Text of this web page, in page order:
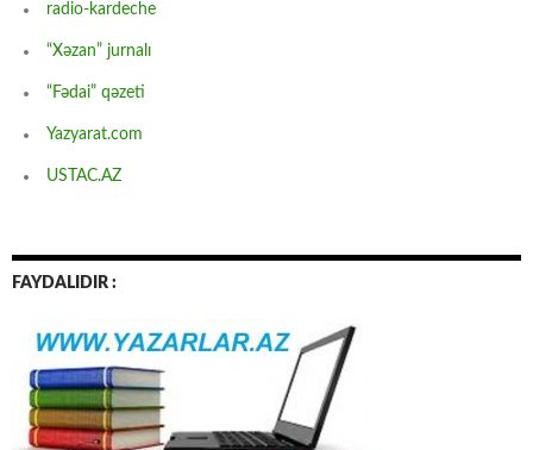
radio-kardeche
“Xəzan” jurnalı
“Fədai” qəzeti
Yazyarat.com
USTAC.AZ
FAYDALIDIR :